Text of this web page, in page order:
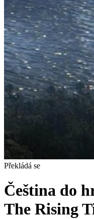
Překládá se
Čeština do
The Rising